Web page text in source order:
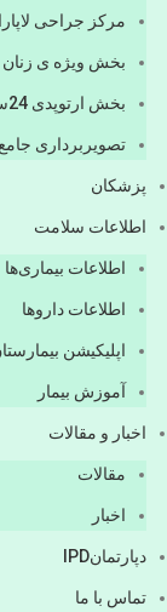
مرکز جراحی
بخش ویژه ی زنان
بخش ارتوپدی 24ساعته
تصویربرداری جامع
پزشكان
اطلاعات سلامت
اطلاعات بیماری‌ها
اطلاعات دارو‌ها
اپليكيشن
آموزش بیمار
اخبار و مقالات
مقالات
اخبار
دپارتمانIPD
تماس با ما